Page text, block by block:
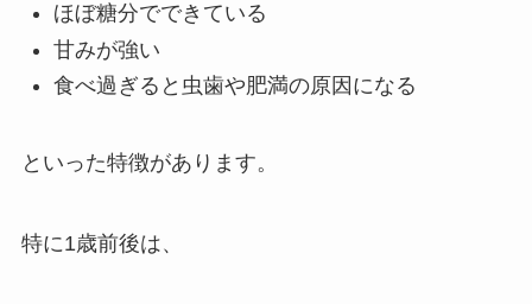
ほぼ糖分でできている
甘みが強い
食べ過ぎると虫歯や肥満の原因になる
といった特徴があります。
特に1歳前後は、